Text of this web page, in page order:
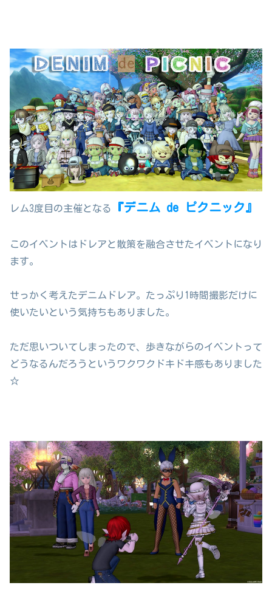
レム3度目の主催となる 『デニム de ピクニック』
このイベントはドレアと散策を融合させたイベントになり
ます。
せっかく考えたデニムドレア。たっぷり1時間撮影だけに
使いたいという気持ちもありました。
ただ思いついてしまったので、歩きながらのイベントって
どうなるんだろうというワクワクドキドキ感もありました
☆